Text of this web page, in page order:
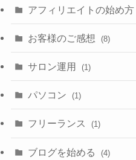
アフィリエイトの始め方
お客様のご感想 (8)
サロン運用 (1)
パソコン (1)
フリーランス (1)
ブログを始める (4)